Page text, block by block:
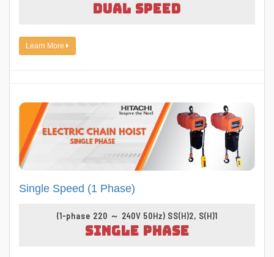
DUAL SPEED
Learn More
Single Speed (1 Phase)
(1-phase 220 ～ 240V 50Hz) SS(H)2, S(H)1
SINGLE PHASE